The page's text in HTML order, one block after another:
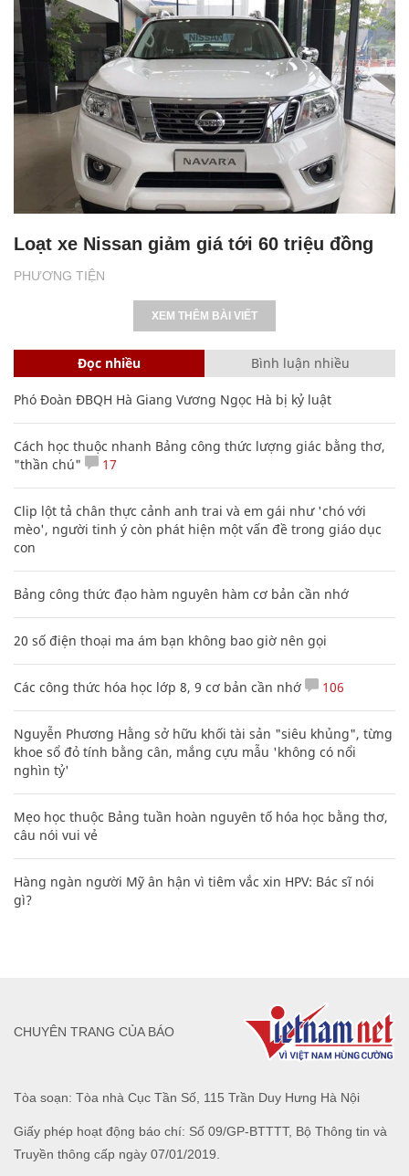
PHƯƠNG TIỆN
Loạt xe Nissan giảm giá tới 60 triệu đồng
XEM THÊM BÀI VIẾT
Đọc nhiều Bình luận nhiều
Phó Đoàn ĐBQH Hà Giang Vương Ngọc Hà bị kỷ luật
Cách học thuộc nhanh Bảng công thức lượng giác bằng thơ,
"thần chú"
17
Clip lột tả chân thực cảnh anh trai và em gái như 'chó với
mèo', người tinh ý còn phát hiện một vấn đề trong giáo dục
con
Bảng công thức đạo hàm nguyên hàm cơ bản cần nhớ
20 số điện thoại ma ám bạn không bao giờ nên gọi
Các công thức hóa học lớp 8, 9 cơ bản cần nhớ 106
Nguyễn Phương Hằng sở hữu khối tài sản "siêu khủng", từng
khoe sổ đỏ tính bằng cân, mắng cựu mẫu 'không có nổi
nghìn tỷ'
Mẹo học thuộc Bảng tuần hoàn nguyên tố hóa học bằng thơ,
câu nói vui vẻ
Hàng ngàn người Mỹ ân hận vì tiêm vắc xin HPV: Bác sĩ nói
gì?
Tòa soạn: Tòa nhà Cục Tần Số, 115 Trần Duy Hưng Hà Nội
Giấy phép hoạt động báo chí: Số 09/GP-BTTTT, Bộ Thông tin và
Truyền thông cấp ngày 07/01/2019.
CHUYÊN TRANG CỦA BÁO